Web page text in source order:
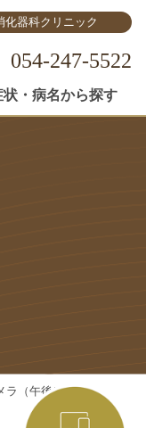
器科クリニック
054-247-5522
状・病名から探す
ラ（午後）>×